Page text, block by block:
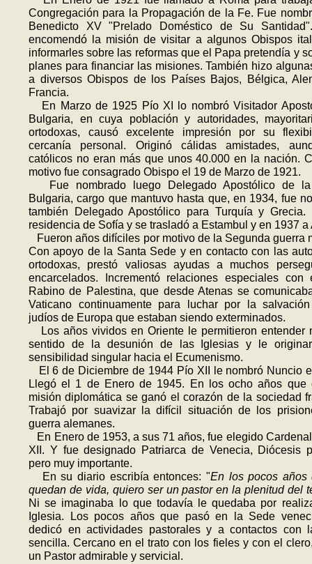
Congregación para la Propagación de la Fe. Fue
Benedicto XV "Prelado Doméstico de Su
encomendó la misión de visitar a algunos Obispos
informarles sobre las reformas que el Papa pretendía y
planes para financiar las misiones. También hizo
a diversos Obispos de los Países Bajos, Bélgica,
Francia.
En Marzo de 1925 Pío XI lo nombró Visitador
Bulgaria, en cuya población y autoridades,
ortodoxas, causó excelente impresión por su
cercanía personal. Originó cálidas amistades,
católicos no eran más que unos 40.000 en la nación.
motivo fue consagrado Obispo el 19 de Marzo de 1921.
Fue nombrado luego Delegado Apostólico de la
Bulgaria, cargo que mantuvo hasta que, en 1934, fue
también Delegado Apostólico para Turquía y
residencia de Sofía y se trasladó a Estambul y en 1937 a
Fueron años difíciles por motivo de la Segunda guerra
Con apoyo de la Santa Sede y en contacto con las
ortodoxas, prestó valiosas ayudas a muchos
encar­celados. Incrementó relaciones especiales con
Rabino de Palestina, que desde Atenas se
Vaticano continuamente para luchar por la
judíos de Europa que estaban siendo exterminados.
Los años vividos en Oriente le permi­tieron entender
sentido de la desunión de las Iglesias y le
sensibilidad singular hacia el Ecumenismo.
El 6 de Diciembre de 1944 Pío XII le nombró Nuncio
Llegó el 1 de Enero de 1945. En los ocho años que
misión diplomática se ganó el corazón de la sociedad
Trabajó por suavizar la difícil situación de los
guerra alemanes.
En Enero de 1953, a sus 71 años, fue elegido
XII. Y fue de­signado Patriarca de Venecia, Diócesis
pero muy importante.
En su diario escribía entonces: "En los pocos años
quedan de vida, quiero ser un pastor en la plenitud del
Ni se imaginaba lo que todavía le quedaba por
Iglesia. Los pocos años que pasó en la Sede
dedicó en actividades pas­torales y a contactos con
sencilla. Cercano en el trato con los fieles y con el
un Pastor admirable y servicial.